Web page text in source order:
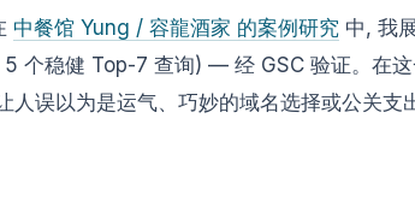
中餐馆 Yung / 容龍酒家 的案例研究 中, 我
个稳健 Top-7 查询) — 经 GSC 验证。在
误以为是运气、巧妙的域名选择或公关支